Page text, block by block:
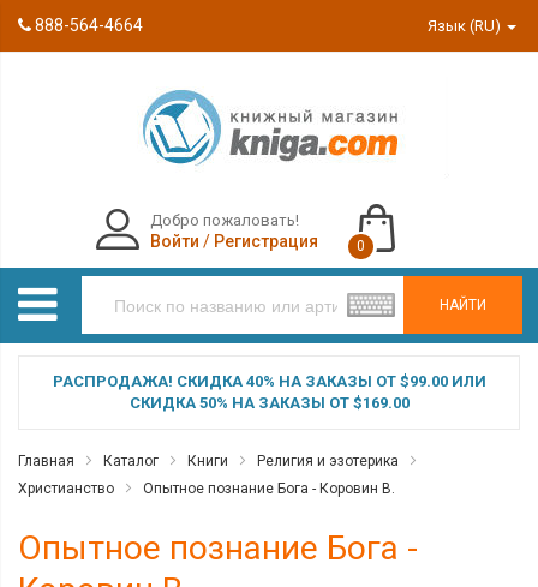
888-564-4664 Язык (RU)
НАЙТИ
Добро пожаловать!
Войти / Регистрация 0
РАСПРОДАЖА! СКИДКА 40% НА ЗАКАЗЫ ОТ $99.00 ИЛИ
СКИДКА 50% НА ЗАКАЗЫ ОТ $169.00
Главная Каталог Книги
Религия и эзотерика
Христианство
Опытное познание Бога - Коровин В.
Опытное познание Бога -